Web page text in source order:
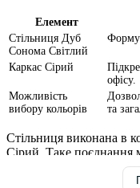
Елемент
Стільниця Дуб
Сонома Світлий
Каркас Сірий
офісу.
Можливість
вибору кольорів
та
Стільниця виконана в
Сірий. Таке поєднання
інтер’єри, адже